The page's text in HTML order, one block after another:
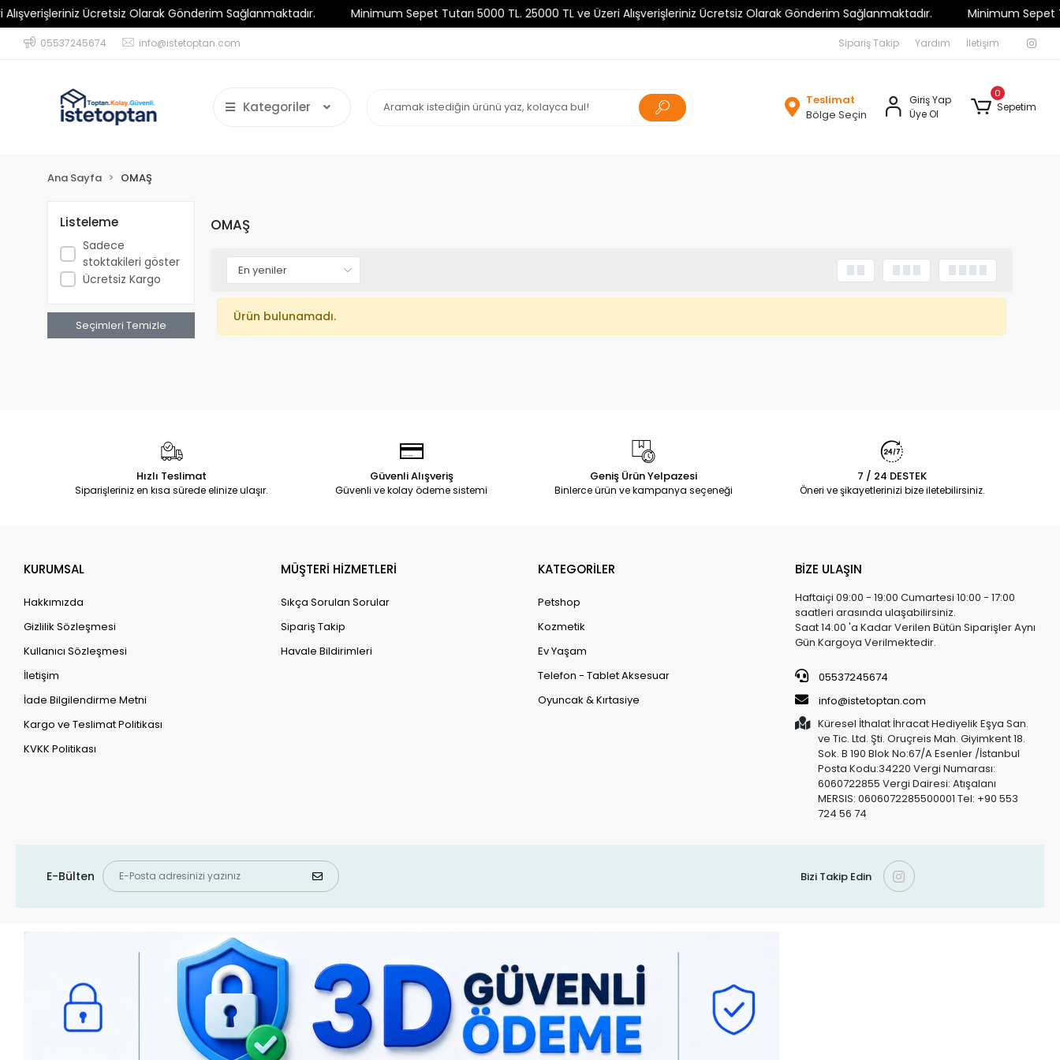
Ücretsiz Olarak Gönderim Sağlanmaktadır. Minimum Sepet Tutarı 5000 TL. 25000 TL ve Üzeri Alışverişleriniz Ücretsiz Olarak Gönderim Sağlanmaktadır. Minimum Sepet
05537245674 info@istetoptan.com Sipariş Takip Yardım İletişim
Kategoriler
Teslimat
Bölge Seçin
Giriş Yap
Üye Ol
0
Sepetim
Ana Sayfa OMAŞ
Listeleme
Sadece
stoktakileri göster
Ücretsiz Kargo
Seçimleri Temizle
OMAŞ
Ürün bulunamadı.
Hızlı Teslimat
Siparişleriniz en kısa sürede elinize ulaşır.
Güvenli Alışveriş
Güvenli ve kolay ödeme sistemi
Geniş Ürün Yelpazesi
Binlerce ürün ve kampanya seçeneği
7 / 24 DESTEK
Öneri ve şikayetlerinizi bize iletebilirsiniz.
KURUMSAL
Hakkımızda
Gizlilik Sözleşmesi
Kullanıcı Sözleşmesi
İletişim
İade Bilgilendirme Metni
Kargo ve Teslimat Politikası
KVKK Politikası
MÜŞTERİ HİZMETLERİ
Sıkça Sorulan Sorular
Sipariş Takip
Havale Bildirimleri
KATEGORİLER
Petshop
Kozmetik
Ev Yaşam
Telefon - Tablet Aksesuar
Oyuncak & Kırtasiye
BİZE ULAŞIN
Haftaiçi 09:00 - 19:00 Cumartesi 10:00 - 17:00
saatleri arasında ulaşabilirsiniz.
Saat 14.00 'a Kadar Verilen Bütün Siparişler Aynı
Gün Kargoya Verilmektedir.
05537245674
info@istetoptan.com
Küresel İthalat İhracat Hediyelik Eşya San.
ve Tic. Ltd. Şti. Oruçreis Mah. Giyimkent 18.
Sok. B 190 Blok No:67/A Esenler /İstanbul
Posta Kodu:34220 Vergi Numarası:
6060722855 Vergi Dairesi: Atışalanı
MERSIS: 0606072285500001 Tel: +90 553
724 56 74
E-Bülten Bizi Takip Edin